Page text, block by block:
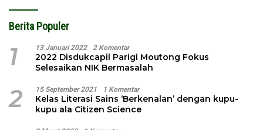
Berita Populer
1 13 Januari 2022 2 Komentar
2022 Disdukcapil Parigi Moutong Fokus
Selesaikan NIK Bermasalah
2 15 September 2021 1 Komentar
Kelas Literasi Sains ‘Berkenalan’ dengan kupu-
kupu ala Citizen Science